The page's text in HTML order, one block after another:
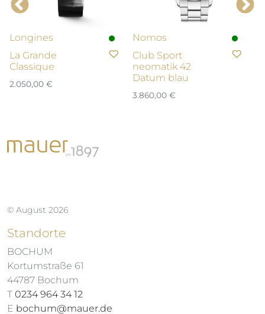
Longines
La Grande
Classique
2.050,00 €
Nomos
Club Sport
neomatik 42
Datum blau
3.860,00 €
© August 2026
Standorte
BOCHUM
Kortumstraße 61
44787 Bochum
T 0234 964 34 12
E bochum@mauer.de